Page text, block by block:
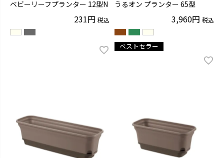
ベビーリーフプランター 12型N
231 税込
うるオン プランター 65型
3,960 税込
ベストセラー